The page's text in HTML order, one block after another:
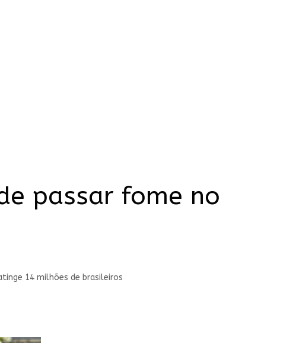
passar fome no
14 milhões de brasileiros